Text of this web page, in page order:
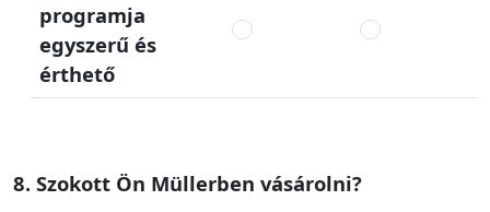
programja
egyszerű és
érthető
8. Szokott Ön Müllerben vásárolni?